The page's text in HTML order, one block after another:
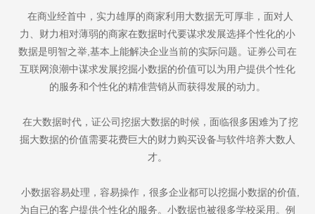
在商业经首中，实力雄厚的商家利用大数据无可厚非，面对人
力、财力相对薄弱的商家在数据时代要谋求发展选择个性化的小
数据是明智之举,基本上能解决企业当前的实际问题。证券公司在
互联网浪潮中谋求发展挖掘小数据的价值可以为用户提供个性化
的服务和个性化的精准营销从而获得发展的动力。
在大数据时代，证公司挖据大数据的时候，面临很多困难为了挖
掘大数据的价值需要花费巨大的财力购买设备与软件培养大数人
才。
小数据容易处理，容易操作，很多企业都可以挖掘小数据的价值,
为自已的客户提供个性化的服务。小数据也被很多学校采用。例